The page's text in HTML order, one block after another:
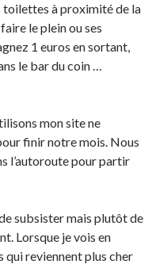
toilettes à proximité de la
le plein ou ses
1 euros en sortant,
le bar du coin …
mon site ne
finir notre mois. Nous
l’autoroute pour partir
subsister mais plutôt de
Lorsque je vois en
qui reviennent plus cher